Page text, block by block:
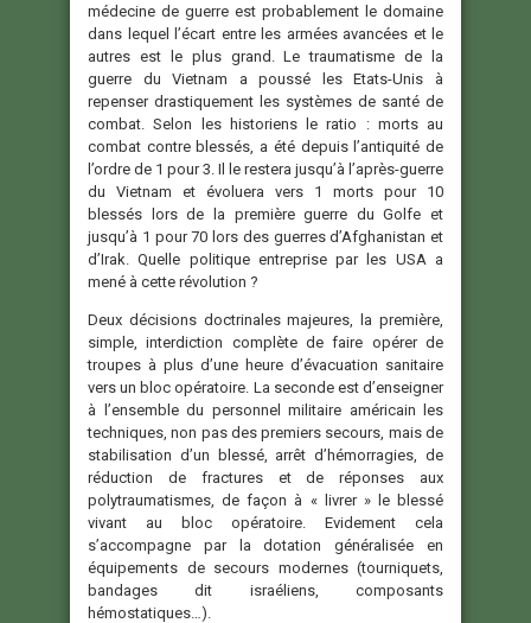
médecine de guerre est probablement le domaine
dans lequel l’écart entre les armées avancées et le
autres est le plus grand. Le traumatisme de la
guerre du Vietnam a poussé les Etats-Unis à
repenser drastiquement les systèmes de santé de
combat. Selon les historiens le ratio : morts au
combat contre blessés, a été depuis l’antiquité de
l’ordre de 1 pour 3. Il le restera jusqu’à l’après-guerre
du Vietnam et évoluera vers 1 morts pour 10
blessés lors de la première guerre du Golfe et
jusqu’à 1 pour 70 lors des guerres d’Afghanistan et
d’Irak. Quelle politique entreprise par les USA a
mené à cette révolution ?
Deux décisions doctrinales majeures, la première,
simple, interdiction complète de faire opérer de
troupes à plus d’une heure d’évacuation sanitaire
vers un bloc opératoire. La seconde est d’enseigner
à l’ensemble du personnel militaire américain les
techniques, non pas des premiers secours, mais de
stabilisation d’un blessé, arrêt d’hémorragies, de
réduction de fractures et de réponses aux
polytraumatismes, de façon à « livrer » le blessé
vivant au bloc opératoire. Evidement cela
s’accompagne par la dotation généralisée en
équipements de secours modernes (tourniquets,
bandages dit israéliens, composants
hémostatiques…).